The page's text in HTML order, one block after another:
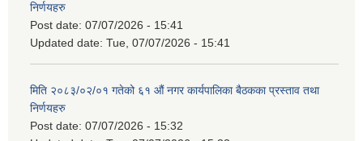
निर्णयहरु
Post date: 07/07/2026 - 15:41
Updated date: Tue, 07/07/2026 - 15:41
मिति २०८३/०२/०१ गतेको ६१ औं नगर कार्यपालिका बैठकका प्रस्ताव तथा
निर्णयहरु
Post date: 07/07/2026 - 15:32